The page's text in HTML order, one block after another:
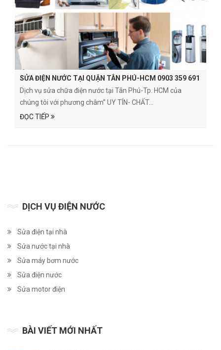
SỬA ĐIỆN NƯỚC TẠI QUẬN TÂN PHÚ-HCM 0903 359 691
Dịch vụ sửa chữa điện nước tại Tân Phú-Tp. HCM của
chúng tôi với phương châm” UY TÍN- CHẤT...
ĐỌC TIẾP
DỊCH VỤ ĐIỆN NƯỚC
Sửa điện tại nhà
Sửa nước tại nhà
Sửa máy bơm nước
Sửa điện nước
Sửa motor điện
BÀI VIẾT MỚI NHẤT